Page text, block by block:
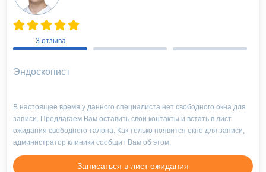
3 отзыва
Эндоскопист
В настоящее время у данного специалиста нет свободного окна для
записи. Предлагаем Вам оставить свои контакты и встать в лист
ожидания свободного талона. Как только появится окно для записи,
администратор клиники сообщит Вам об этом.
Записаться в лист ожидания